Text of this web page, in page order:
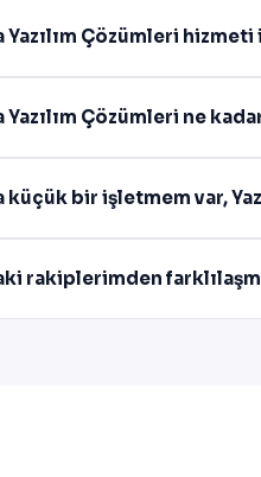
Yazılım Çözümleri
Yazılım Çözümleri ne
küçük bir işletmem var,
rakiplerimden